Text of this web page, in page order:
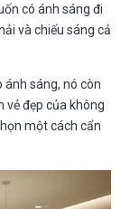
có ánh sáng đi
và chiếu sáng cả
ánh sáng, nó còn
vẻ đẹp của không
một cách cẩn